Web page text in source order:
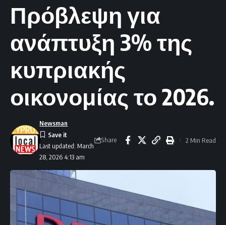
Πρόβλεψη για
ανάπτυξη 3% της
κυπριακής
οικονομίας το 2026.
Last updated: March
28, 2026 4:13 am
Newsman
Share 2 Min Read